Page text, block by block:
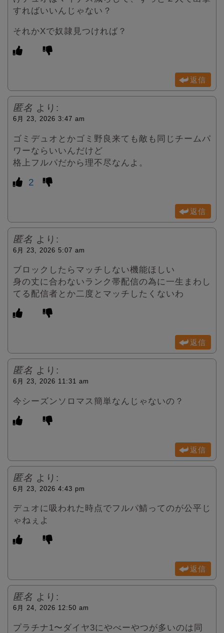
すればいいんじゃない？
それかXで奴隷見つければ？
返信
匿名 より:
6月 23, 2026 3:47 am
ゴミデュオとかゴミ野良来ても敵も同じチームパ
ワーならいいんだけど
格上フルパだから理不尽なんよ。
2
返信
匿名 より:
6月 23, 2026 5:07 am
ブロックしたらマッチしない機能ほしい
身の丈に合わないランク帯配信の為に一生まわし
てる配信者とか二度とマッチしたくないわ
返信
匿名 より:
6月 23, 2026 11:31 am
今シーズンソロマス簡単なんじゃないの？
返信
匿名 より:
6月 23, 2026 4:43 pm
デュオに吸われた時点でフルパ鯖ってのが公平じ
ゃねぇよ
返信
匿名 より:
6月 24, 2026 12:50 am
プラチナ1〜ダイヤ3にやべーやつが多いのは同